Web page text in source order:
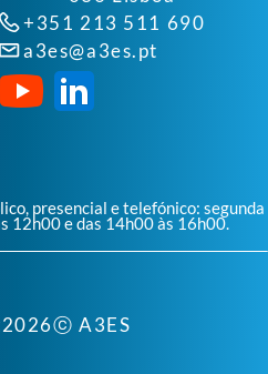
+351 213 511 690
a3es@a3es.pt
presencial e telefónico: segunda
12h00 e das 14h00 às 16h00.
2026ⓒ A3ES